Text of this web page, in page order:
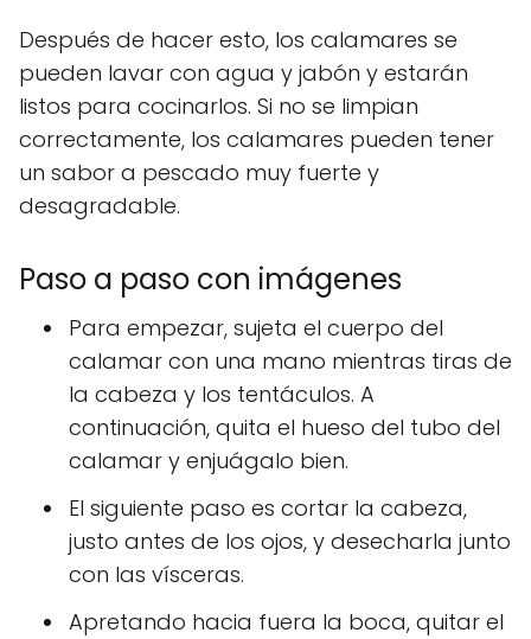
Después de hacer esto, los calamares se
pueden lavar con agua y jabón y estarán
listos para cocinarlos. Si no se limpian
correctamente, los calamares pueden tener
un sabor a pescado muy fuerte y
desagradable.
Paso a paso con imágenes
Para empezar, sujeta el cuerpo del
calamar con una mano mientras tiras de
la cabeza y los tentáculos. A
continuación, quita el hueso del tubo del
calamar y enjuágalo bien.
El siguiente paso es cortar la cabeza,
justo antes de los ojos, y desecharla junto
con las vísceras.
Apretando hacia fuera la boca, quitar el